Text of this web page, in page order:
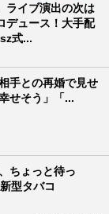
ライブ演出の次は
デュース！大手配
式...
手との再婚で見せ
せそう」「...
ちょっと待っ
型タバコ